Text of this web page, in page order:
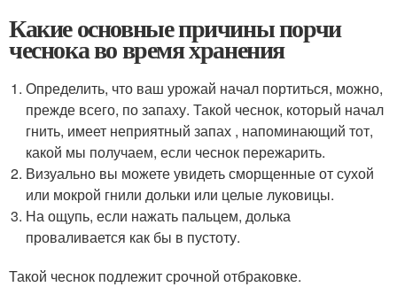
Какие основные причины порчи
чеснока во время хранения
Определить, что ваш урожай начал портиться, можно,
прежде всего, по запаху. Такой чеснок, который начал
гнить, имеет неприятный запах , напоминающий тот,
какой мы получаем, если чеснок пережарить.
Визуально вы можете увидеть сморщенные от сухой
или мокрой гнили дольки или целые луковицы.
На ощупь, если нажать пальцем, долька
проваливается как бы в пустоту.
Такой чеснок подлежит срочной отбраковке.